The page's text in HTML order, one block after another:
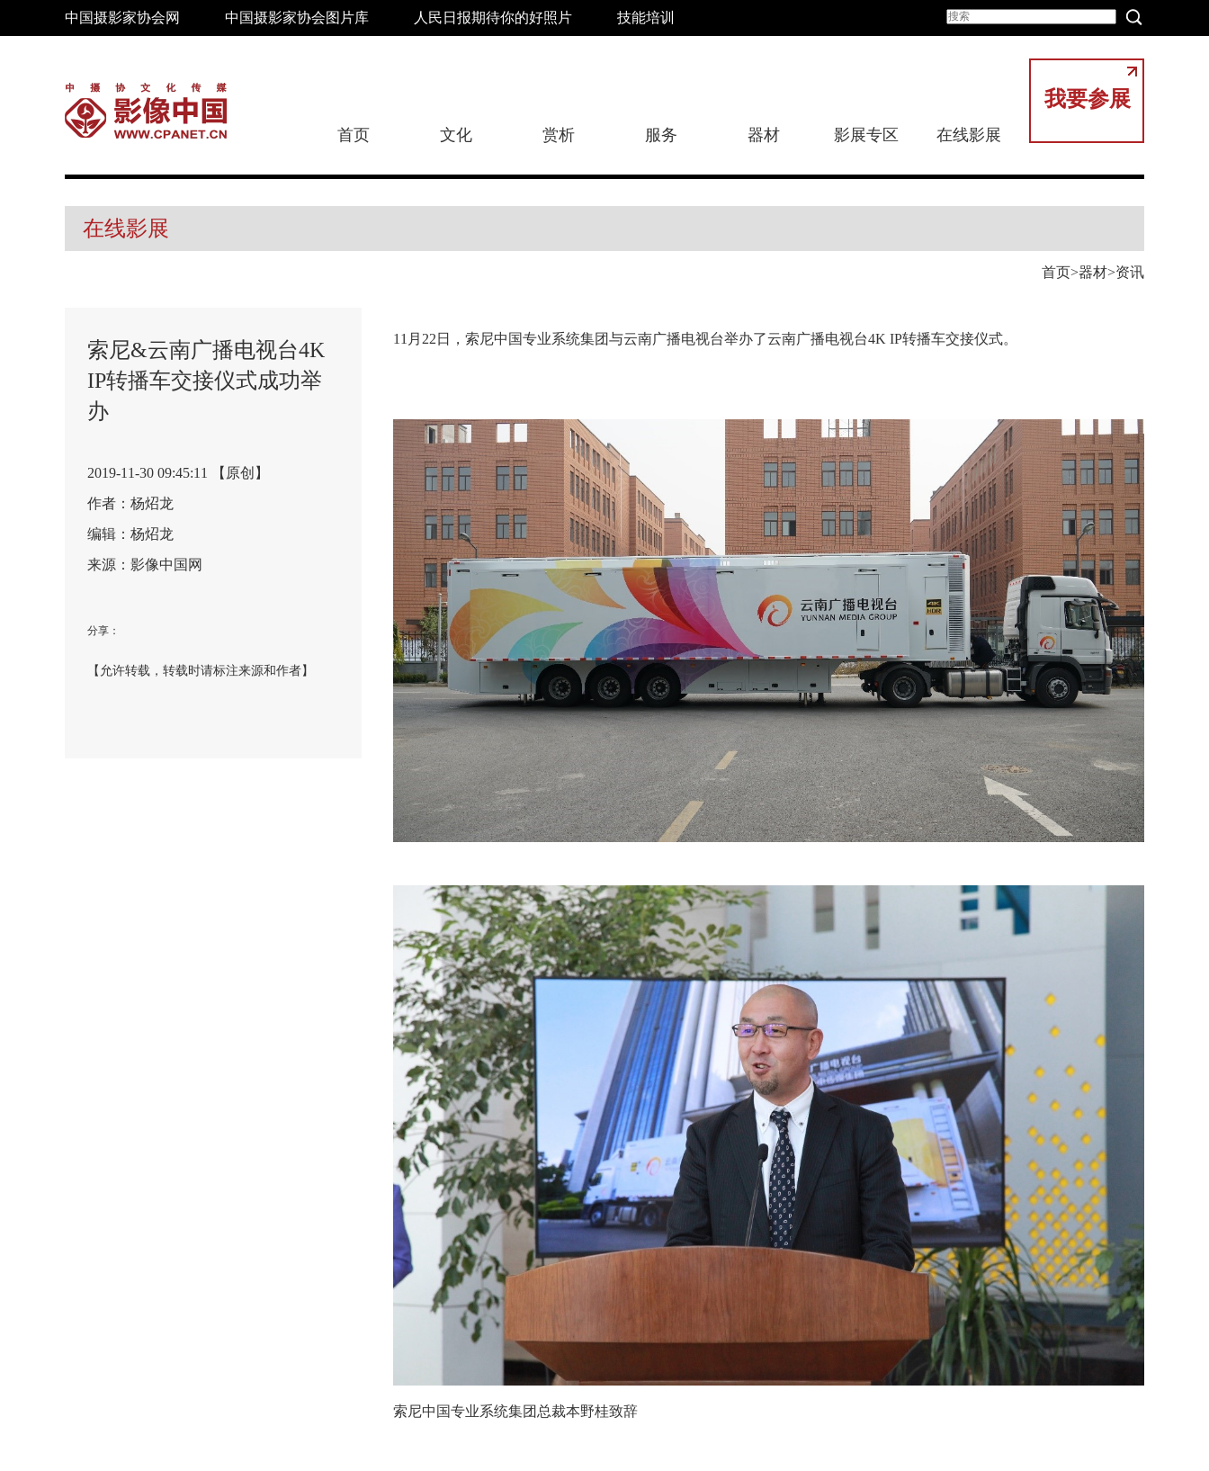
中国摄影家协会网 中国摄影家协会图片库 人民日报期待你的好照片 技能培训
我要参展
首页 文化 赏析 服务 器材 影展专区 在线影展
在线影展
首页 器材 资讯
索尼&云南广播电视台4K
IP转播车交接仪式成功举
办
2019-11-30 09:45:11 【原创】
作者：杨炤龙
编辑：杨炤龙
来源：影像中国网
分享：
【允许转载，转载时请标注来源和作者】
11月22日，索尼中国专业系统集团与云南广播电视台举办了云南广播电视台4K IP转播车交接仪式。
索尼中国专业系统集团总裁本野桂致辞